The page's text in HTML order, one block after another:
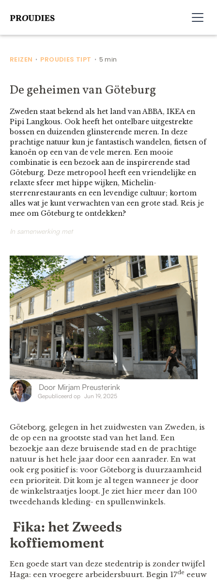
REIZEN • PROUDIES TIPT • 5 min
De geheimen van Göteburg
Zweden staat bekend als het land van ABBA, IKEA en
Pipi Langkous. Ook heeft het ontelbare uitgestrekte
bossen en duizenden glinsterende meren. In deze
prachtige natuur kun je fantastisch wandelen, fietsen of
kanoën op een van de vele meren. Een mooie
combinatie is een bezoek aan de inspirerende stad
Göteburg. Deze metropool heeft een vriendelijke en
relaxte sfeer met hippe wijken, Michelin-
sterrenrestaurants en een levendige cultuur; kortom
alles wat je kunt verwachten van een grote stad. Reis je
mee om Göteburg te ontdekken?
In samenwerking met
Door Mirjam Preusterink
Gepubliceerd op Jun 19, 2025
Göteborg, gelegen in het zuidwesten van Zweden, is
de op een na grootste stad van het land. Een
bezoekje aan deze bruisende stad en de prachtige
natuur is het hele jaar door een aanrader. En wat
ook erg positief is: voor Göteborg is duurzaamheid
een prioriteit. Dit kom je al tegen wanneer je door
de winkelstraatjes loopt. Je ziet hier meer dan 100
tweedehands kleding- en spullenwinkels.
Fika: het Zweeds
koffiemoment
Een goede start van deze stedentrip is zonder twijfel
Haga: een vroegere arbeidersbuurt. Begin 17de eeuw